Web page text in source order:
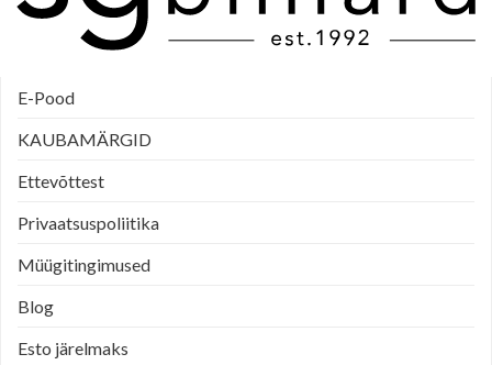
E-Pood
KAUBAMÄRGID
Ettevõttest
Privaatsuspoliitika
Müügitingimused
Blog
Esto järelmaks